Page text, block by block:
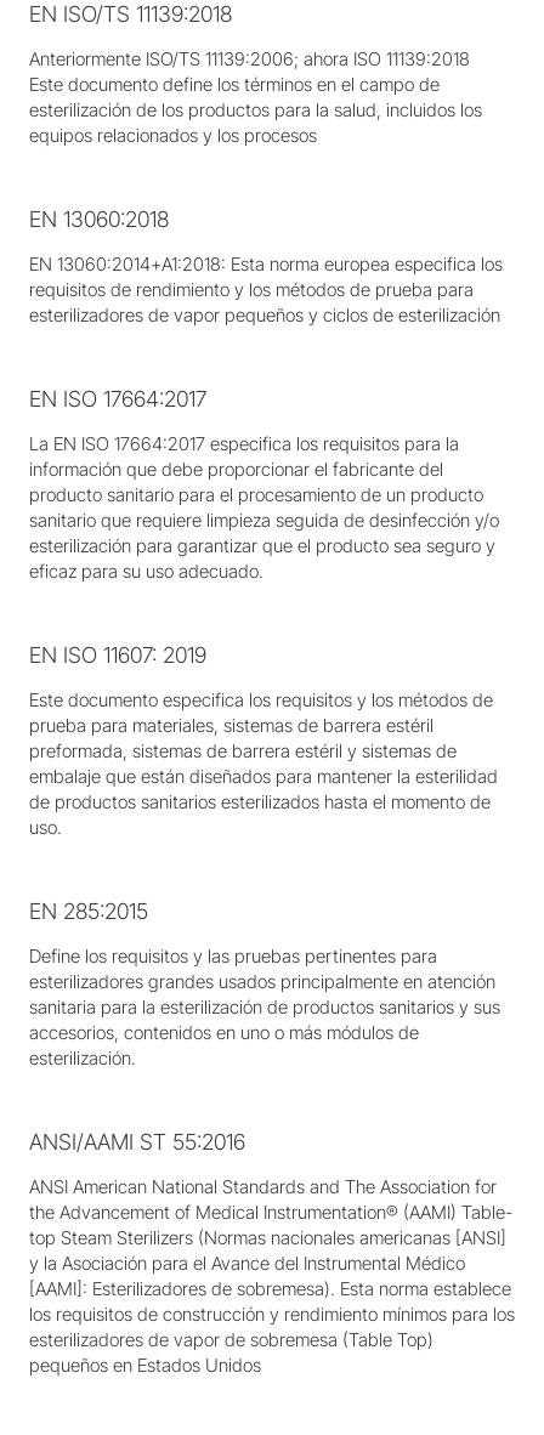
EN ISO/TS 11139:2018
Anteriormente ISO/TS 11139:2006; ahora ISO 11139:2018
Este documento define los términos en el campo de
esterilización de los productos para la salud, incluidos los
equipos relacionados y los procesos
EN 13060:2018
EN 13060:2014+A1:2018: Esta norma europea especifica los
requisitos de rendimiento y los métodos de prueba para
esterilizadores de vapor pequeños y ciclos de esterilización
EN ISO 17664:2017
La EN ISO 17664:2017 especifica los requisitos para la
información que debe proporcionar el fabricante del
producto sanitario para el procesamiento de un producto
sanitario que requiere limpieza seguida de desinfección y/o
esterilización para garantizar que el producto sea seguro y
eficaz para su uso adecuado.
EN ISO 11607: 2019
Este documento especifica los requisitos y los métodos de
prueba para materiales, sistemas de barrera estéril
preformada, sistemas de barrera estéril y sistemas de
embalaje que están diseñados para mantener la esterilidad
de productos sanitarios esterilizados hasta el momento de
uso.
EN 285:2015
Define los requisitos y las pruebas pertinentes para
esterilizadores grandes usados principalmente en atención
sanitaria para la esterilización de productos sanitarios y sus
accesorios, contenidos en uno o más módulos de
esterilización.
ANSI/AAMI ST 55:2016
ANSI American National Standards and The Association for
the Advancement of Medical Instrumentation® (AAMI) Table-
top Steam Sterilizers (Normas nacionales americanas [ANSI]
y la Asociación para el Avance del Instrumental Médico
[AAMI]: Esterilizadores de sobremesa). Esta norma establece
los requisitos de construcción y rendimiento mínimos para los
esterilizadores de vapor de sobremesa (Table Top)
pequeños en Estados Unidos